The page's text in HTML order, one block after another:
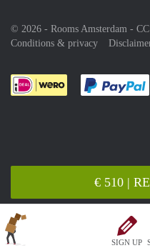
SIGN UP
€ 510 |
© 2026 - Rooms Amsterdam -
Conditions & privacy